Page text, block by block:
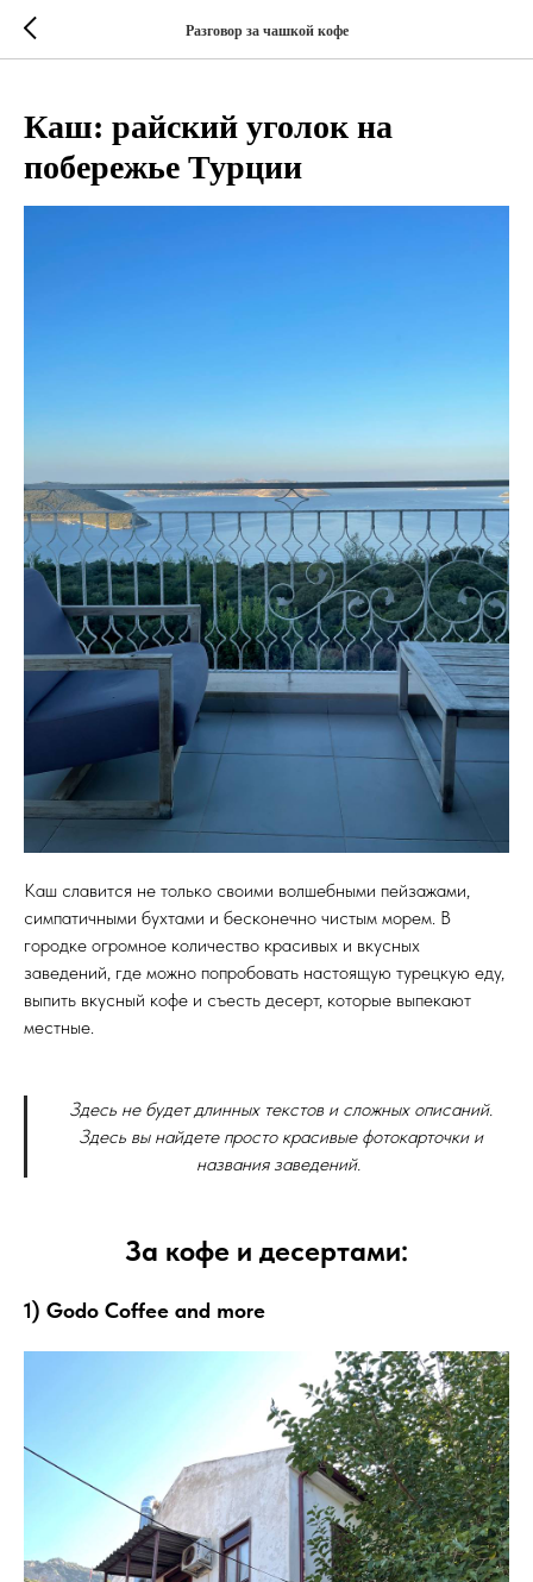
Разговор за чашкой кофе
Каш: райский уголок на
побережье Турции
Каш славится не только своими волшебными пейзажами,
симпатичными бухтами и бесконечно чистым морем. В
городке огромное количество красивых и вкусных
заведений, где можно попробовать настоящую турецкую еду,
выпить вкусный кофе и съесть десерт, которые выпекают
местные.
Здесь не будет длинных текстов и сложных описаний.
Здесь вы найдете просто красивые фотокарточки и
названия заведений.
За кофе и десертами:
1) Godo Coffee and more